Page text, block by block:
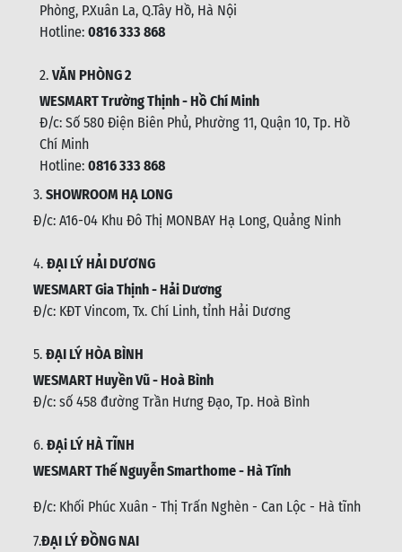
Đ/c: P316, tầng 3 tòa tháp Tây, Chung cư học viện Quốc
Phòng, P.Xuân La, Q.Tây Hồ, Hà Nội
2.VĂN PHÒNG 2
WESMART Trường Thịnh - Hồ Chí Minh
Đ/c: Số 580 Điện Biên Phủ, Phường 11, Quận 10, Tp. Hồ
Chí Minh
Hotline:0816 333 868
3.SHOWROOM HẠ LONG
4.ĐẠI LÝ HẢI DƯƠNG
WESMART Gia Thịnh - Hải Dương
5.ĐẠI LÝ HÒA BÌNH
WESMART Huyền Vũ - Hoà Bình
6.ĐẠi LÝ HÀ TĨNH
Khối Phúc Xuân - Thị Trấn Nghèn - Can Lộc - Hà tĩnh